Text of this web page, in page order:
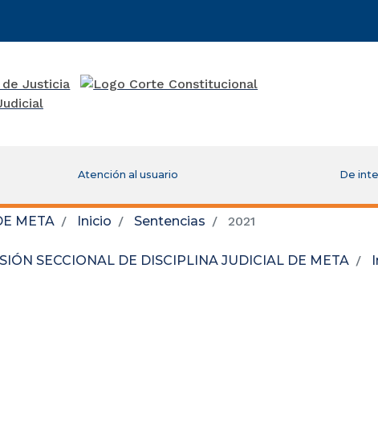
Atención al usuario De
META Inicio Sentencias 2021
SECCIONAL DE DISCIPLINA JUDICIAL DE META